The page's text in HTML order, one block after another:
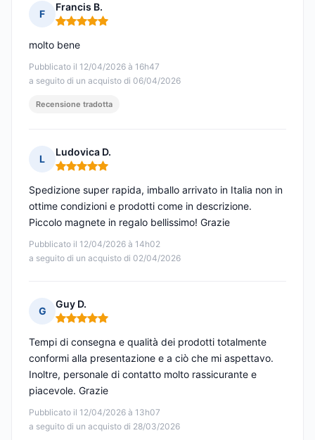
F
Francis B.
Nota: 5 su 5
Pubblicato il 12/04/2026 à 16h47
a seguito di un acquisto di 06/04/2026
molto bene
Recensione tradotta
L
Ludovica D.
Nota: 5 su 5
Pubblicato il 12/04/2026 à 14h02
a seguito di un acquisto di 02/04/2026
Spedizione super rapida, imballo arrivato in Italia non in
ottime condizioni e prodotti come in descrizione.
Piccolo magnete in regalo bellissimo! Grazie
G
Guy D.
Nota: 5 su 5
Pubblicato il 12/04/2026 à 13h07
a seguito di un acquisto di 28/03/2026
Tempi di consegna e qualità dei prodotti totalmente
conformi alla presentazione e a ciò che mi aspettavo.
Inoltre, personale di contatto molto rassicurante e
piacevole. Grazie